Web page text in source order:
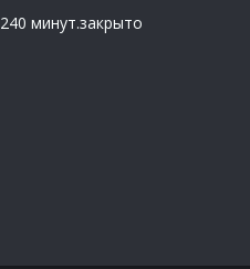
240 минут.закрыто